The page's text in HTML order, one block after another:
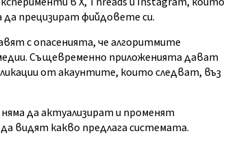
да прецизират фийдовете си.
с опасенията, че алгоритмите
Същевременно приложенията дават
от акаунтите, които следват, въз
да актуализират и променят
видят какво предлага системата.